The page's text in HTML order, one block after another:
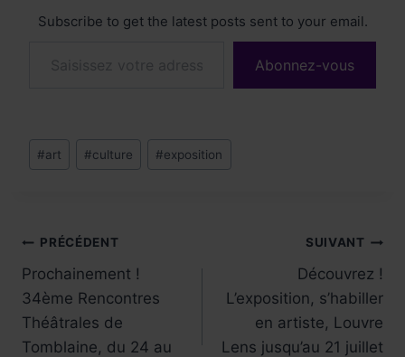
Subscribe to get the latest posts sent to your email.
Abonnez-vous
Étiquettes
de
#art #culture #exposition
Navigation
de
l’article
PRÉCÉDENT
Prochainement !
34ème Rencontres
Théâtrales de
Tomblaine, du 24 au
SUIVANT
Découvrez !
L’exposition, s’habiller
en artiste, Louvre
Lens jusqu’au 21 juillet